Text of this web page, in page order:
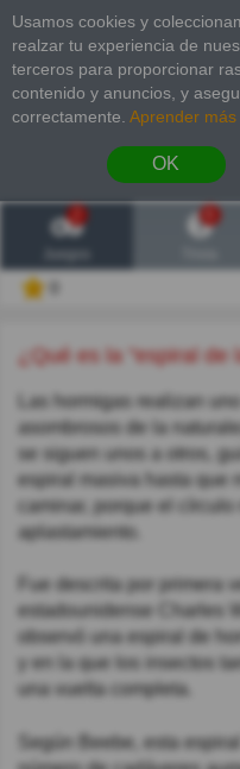
Usamos cookies y
realzar tu experiencia de
terceros para proporcionar
contenido y anuncios, y
correctamente. Aprender más
OK
2
¿Qué es la "espiral de
Las hormigas realizan
asombrosos de la
se siguen unos a otros,
espiral masiva hasta que
caminar, porque el
aplastamiento.
Fue descrita por primera
estadounidense Charles
observó una espiral de
y en la que los insectos
una vuelta completa.
Según Beebe, esta